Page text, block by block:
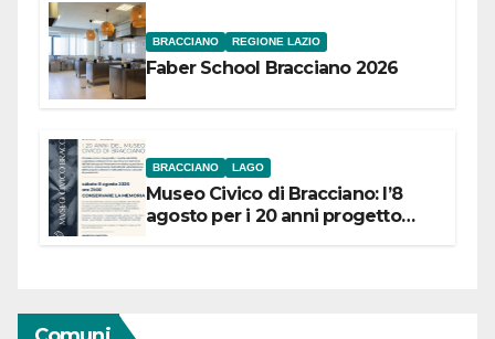
BRACCIANO REGIONE LAZIO
Faber School Bracciano 2026
BRACCIANO LAGO
Museo Civico di Bracciano: l’8
agosto per i 20 anni progetto